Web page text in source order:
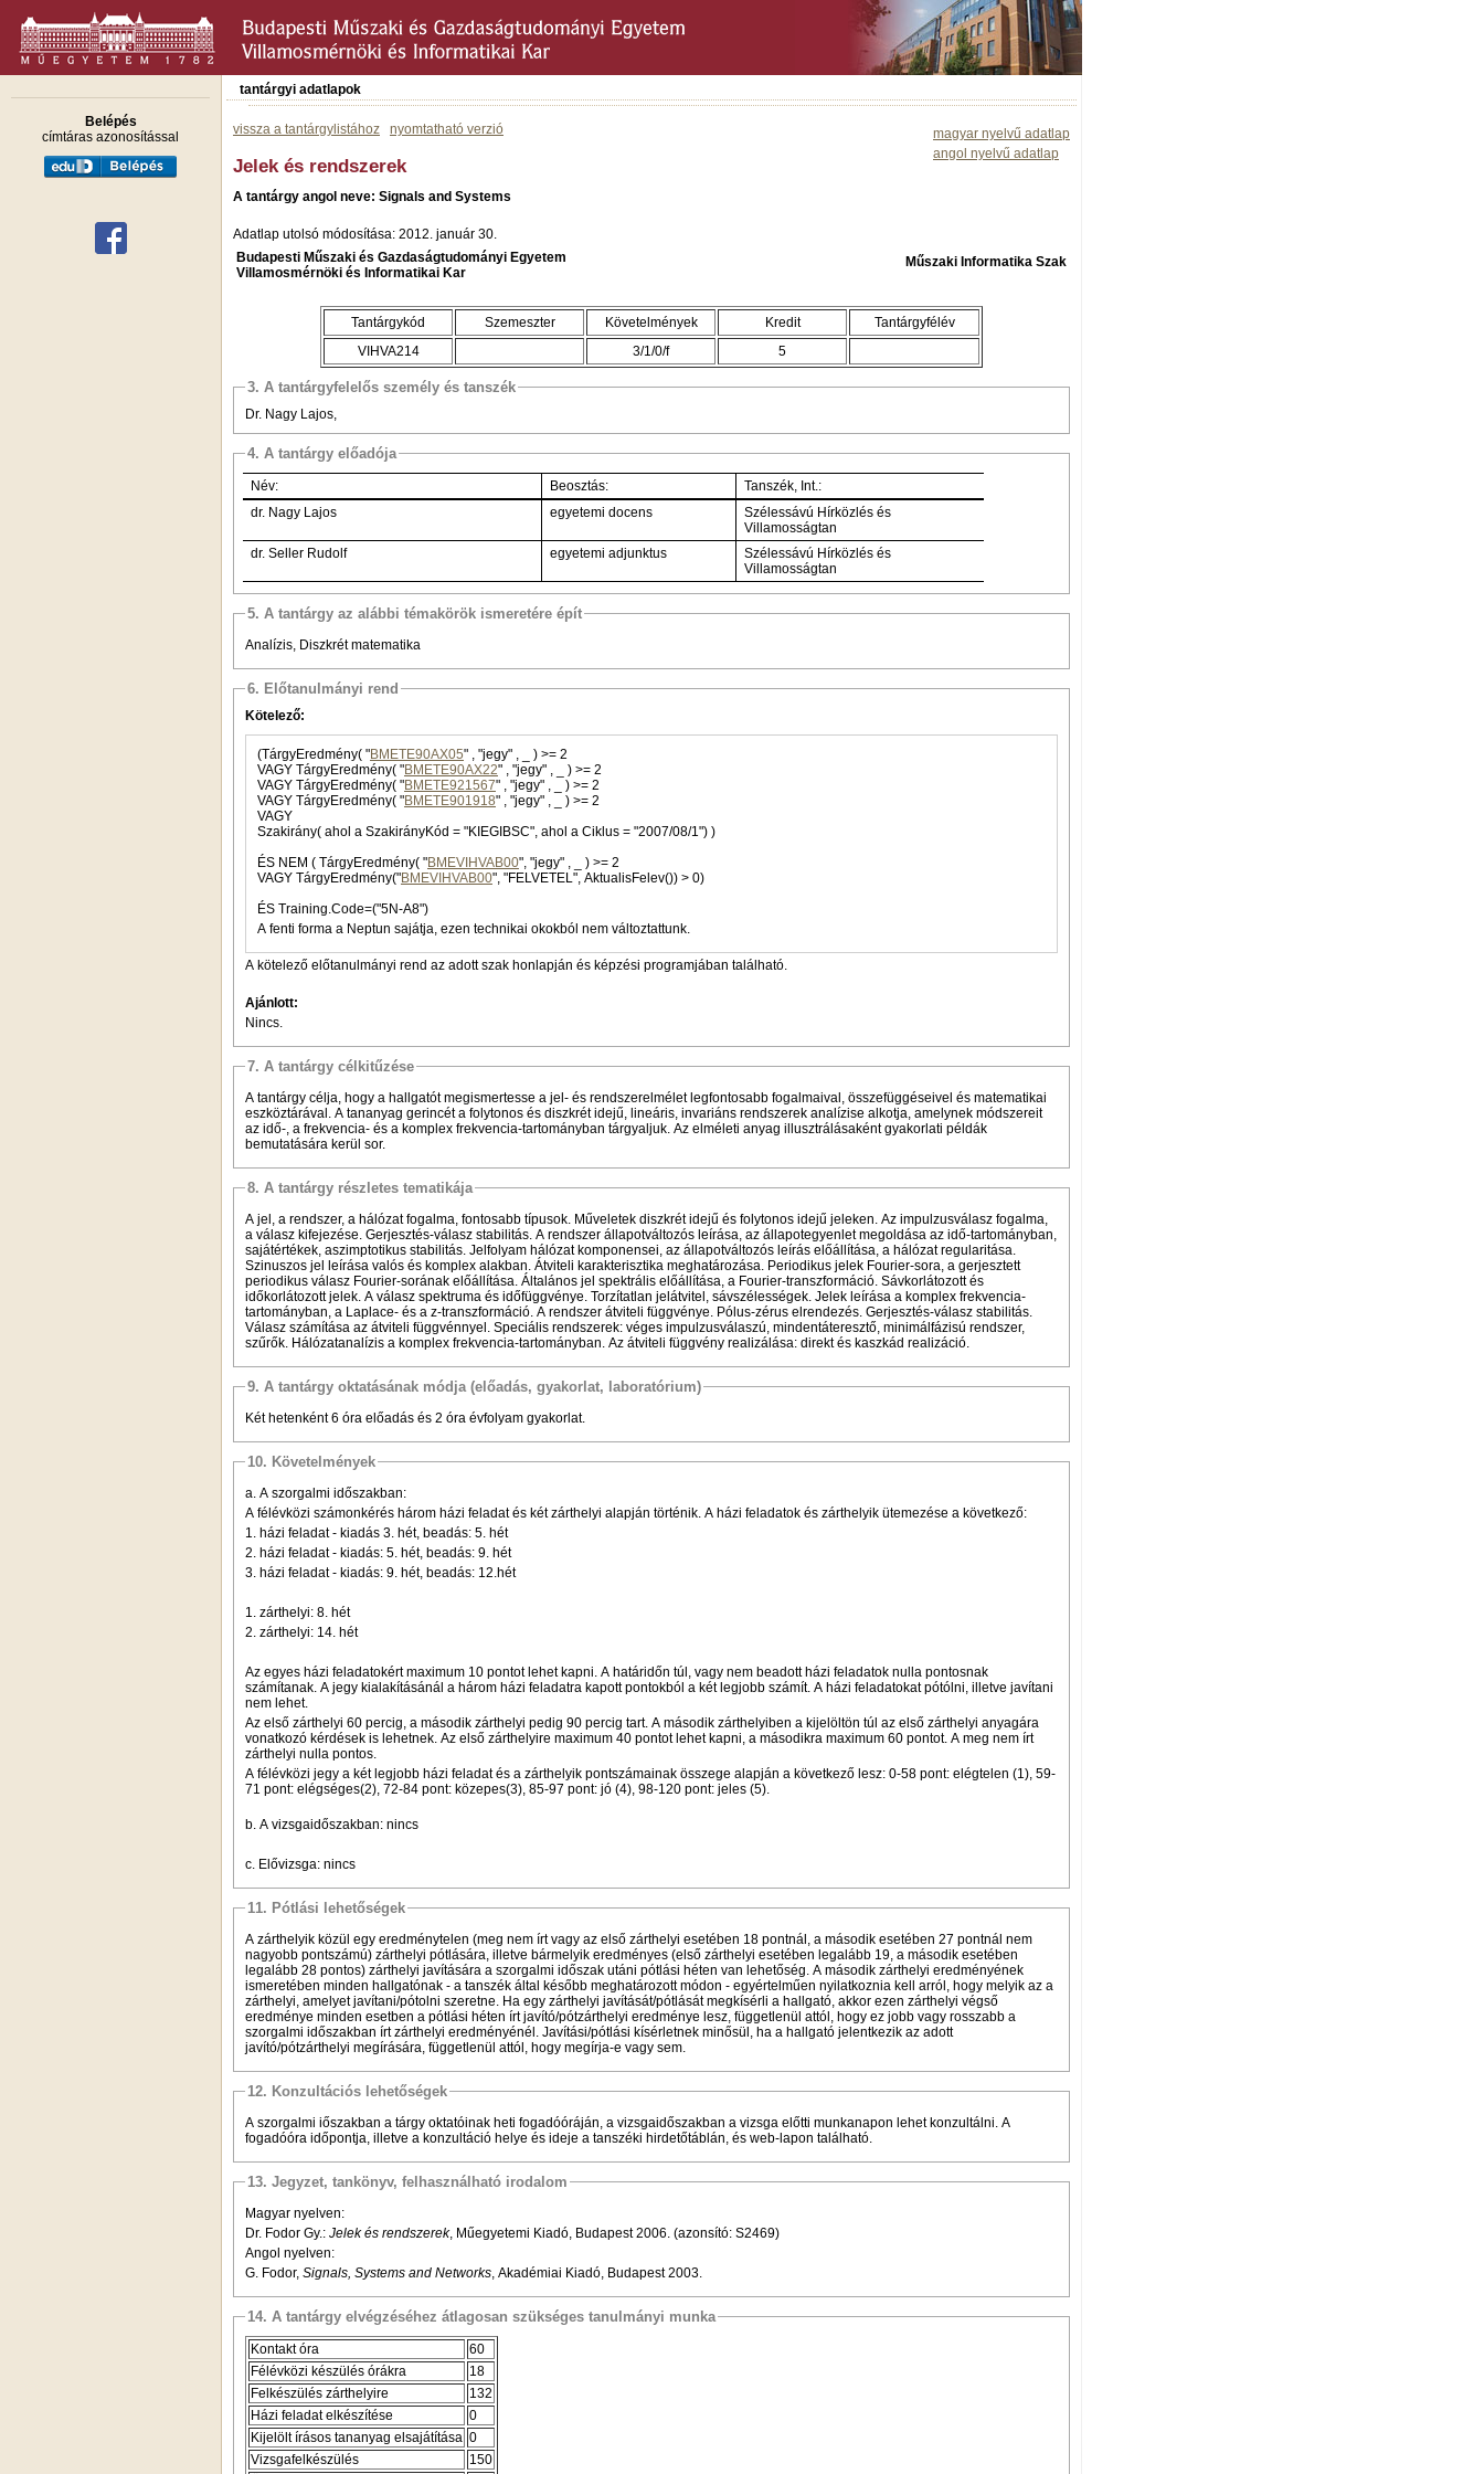
Belépés
címtáras azonosítással
tantárgyi adatlapok
magyar nyelvű adatlap
angol nyelvű adatlap
vissza a tantárgylistához nyomtatható verzió
Jelek és rendszerek
A tantárgy angol neve: Signals and Systems
Adatlap utolsó módosítása: 2012. január 30.
Budapesti Műszaki és Gazdaságtudományi Egyetem
Villamosmérnöki és Informatikai Kar
Műszaki Informatika Szak
Tantárgykód Szemeszter Követelmények Kredit
Tantárgyfélév
VIHVA214
3/1/0/f 5
3. A tantárgyfelelős személy és tanszék
Dr. Nagy Lajos,
4. A tantárgy előadója
Név: Beosztás:
Tanszék, Int.:
dr. Nagy Lajos
egyetemi docens
Szélessávú Hírközlés és
Villamosságtan
dr. Seller Rudolf
egyetemi adjunktus
Szélessávú Hírközlés és
Villamosságtan
5. A tantárgy az alábbi témakörök ismeretére épít
Analízis, Diszkrét matematika
6. Előtanulmányi rend
Kötelező:
(TárgyEredmény( "BMETE90AX05
" , "jegy" , _ ) >= 2
VAGY TárgyEredmény( "BMETE90AX22
" , "jegy" , _ ) >= 2
VAGY TárgyEredmény( "BMETE921567
" , "jegy" , _ ) >= 2
VAGY TárgyEredmény( "BMETE901918
" , "jegy" , _ ) >= 2
VAGY
Szakirány( ahol a SzakirányKód = "KIEGIBSC", ahol a Ciklus = "2007/08/1") )
ÉS NEM ( TárgyEredmény( "BMEVIHVAB00
", "jegy" , _ ) >= 2
VAGY TárgyEredmény("BMEVIHVAB00", "FELVETEL", AktualisFelev()) > 0)
ÉS Training.Code=("5N-A8")
A fenti forma a Neptun sajátja, ezen technikai okokból nem változtattunk.
A kötelező előtanulmányi rend az adott szak honlapján és képzési programjában található.
Ajánlott:
Nincs.
7. A tantárgy célkitűzése
A tantárgy célja, hogy a hallgatót megismertesse a jel- és rendszerelmélet legfontosabb fogalmaival, összefüggéseivel és matematikai
eszköztárával. A tananyag gerincét a folytonos és diszkrét idejű, lineáris, invariáns rendszerek analízise alkotja, amelynek módszereit
az idő-, a frekvencia- és a komplex frekvencia-tartományban tárgyaljuk. Az elméleti anyag illusztrálásaként gyakorlati példák
bemutatására kerül sor.
8. A tantárgy részletes tematikája
A jel, a rendszer, a hálózat fogalma, fontosabb típusok. Műveletek diszkrét idejű és folytonos idejű jeleken. Az impulzusválasz fogalma,
a válasz kifejezése. Gerjesztés-válasz stabilitás. A rendszer állapotváltozós leírása, az állapotegyenlet megoldása az idő-tartományban,
sajátértékek, aszimptotikus stabilitás. Jelfolyam hálózat komponensei, az állapotváltozós leírás előállítása, a hálózat regularitása.
Szinuszos jel leírása valós és komplex alakban. Átviteli karakterisztika meghatározása. Periodikus jelek Fourier-sora, a gerjesztett
periodikus válasz Fourier-sorának előállítása. Általános jel spektrális előállítása, a Fourier-transzformáció. Sávkorlátozott és
időkorlátozott jelek. A válasz spektruma és időfüggvénye. Torzítatlan jelátvitel, sávszélességek. Jelek leírása a komplex frekvencia-
tartományban, a Laplace- és a z-transzformáció. A rendszer átviteli függvénye. Pólus-zérus elrendezés. Gerjesztés-válasz stabilitás.
Válasz számítása az átviteli függvénnyel. Speciális rendszerek: véges impulzusválaszú, mindentáteresztő, minimálfázisú rendszer,
szűrők. Hálózatanalízis a komplex frekvencia-tartományban. Az átviteli függvény realizálása: direkt és kaszkád realizáció.
9. A tantárgy oktatásának módja (előadás, gyakorlat, laboratórium)
Két hetenként 6 óra előadás és 2 óra évfolyam gyakorlat.
10. Követelmények
a. A szorgalmi időszakban:
A félévközi számonkérés három házi feladat és két zárthelyi alapján történik. A házi feladatok és zárthelyik ütemezése a következő:
1. házi feladat - kiadás 3. hét, beadás: 5. hét
2. házi feladat - kiadás: 5. hét, beadás: 9. hét
3. házi feladat - kiadás: 9. hét, beadás: 12.hét
1. zárthelyi: 8. hét
2. zárthelyi: 14. hét
Az egyes házi feladatokért maximum 10 pontot lehet kapni. A határidőn túl, vagy nem beadott házi feladatok nulla pontosnak
számítanak. A jegy kialakításánál a három házi feladatra kapott pontokból a két legjobb számít. A házi feladatokat pótólni, illetve javítani
nem lehet.
Az első zárthelyi 60 percig, a második zárthelyi pedig 90 percig tart. A második zárthelyiben a kijelöltön túl az első zárthelyi anyagára
vonatkozó kérdések is lehetnek. Az első zárthelyire maximum 40 pontot lehet kapni, a másodikra maximum 60 pontot. A meg nem írt
zárthelyi nulla pontos.
A félévközi jegy a két legjobb házi feladat és a zárthelyik pontszámainak összege alapján a következő lesz: 0-58 pont: elégtelen (1), 59-
71 pont: elégséges(2), 72-84 pont: közepes(3), 85-97 pont: jó (4), 98-120 pont: jeles (5).
b. A vizsgaidőszakban: nincs
c. Elővizsga: nincs
11. Pótlási lehetőségek
A zárthelyik közül egy eredménytelen (meg nem írt vagy az első zárthelyi esetében 18 pontnál, a második esetében 27 pontnál nem
nagyobb pontszámú) zárthelyi pótlására, illetve bármelyik eredményes (első zárthelyi esetében legalább 19, a második esetében
legalább 28 pontos) zárthelyi javítására a szorgalmi időszak utáni pótlási héten van lehetőség. A második zárthelyi eredményének
ismeretében minden hallgatónak - a tanszék által később meghatározott módon - egyértelműen nyilatkoznia kell arról, hogy melyik az a
zárthelyi, amelyet javítani/pótolni szeretne. Ha egy zárthelyi javítását/pótlását megkísérli a hallgató, akkor ezen zárthelyi végső
eredménye minden esetben a pótlási héten írt javító/pótzárthelyi eredménye lesz, függetlenül attól, hogy ez jobb vagy rosszabb a
szorgalmi időszakban írt zárthelyi eredményénél. Javítási/pótlási kísérletnek minősül, ha a hallgató jelentkezik az adott
javító/pótzárthelyi megírására, függetlenül attól, hogy megírja-e vagy sem.
12. Konzultációs lehetőségek
A szorgalmi iőszakban a tárgy oktatóinak heti fogadóóráján, a vizsgaidőszakban a vizsga előtti munkanapon lehet konzultálni. A
fogadóóra időpontja, illetve a konzultáció helye és ideje a tanszéki hirdetőtáblán, és web-lapon található.
13. Jegyzet, tankönyv, felhasználható irodalom
Magyar nyelven:
Dr. Fodor Gy.: Jelek és rendszerek, Műegyetemi Kiadó, Budapest 2006. (azonsító: S2469)
Angol nyelven:
G. Fodor, Signals, Systems and Networks, Akadémiai Kiadó, Budapest 2003.
14. A tantárgy elvégzéséhez átlagosan szükséges tanulmányi munka
Kontakt óra
60
Félévközi készülés órákra
18
Felkészülés zárthelyire
132
Házi feladat elkészítése
0
Kijelölt írásos tananyag elsajátítása 0
Vizsgafelkészülés
150